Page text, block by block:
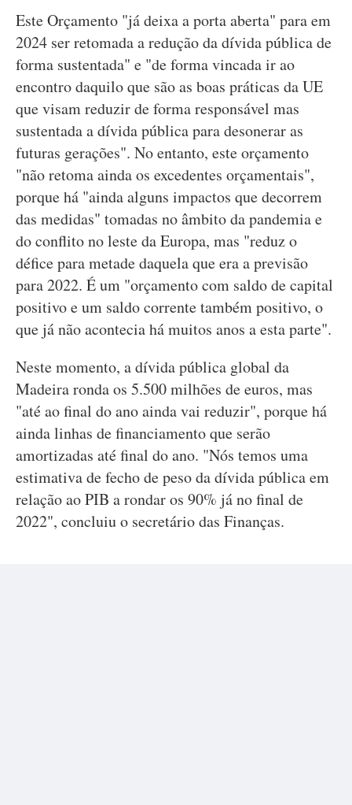
Este Orçamento "já deixa a porta aberta" para em
2024 ser retomada a redução da dívida pública de
forma sustentada" e "de forma vincada ir ao
encontro daquilo que são as boas práticas da UE
que visam reduzir de forma responsável mas
sustentada a dívida pública para desonerar as
futuras gerações". No entanto, este orçamento
"não retoma ainda os excedentes orçamentais",
porque há "ainda alguns impactos que decorrem
das medidas" tomadas no âmbito da pandemia e
do conflito no leste da Europa, mas "reduz o
défice para metade daquela que era a previsão
para 2022. É um "orçamento com saldo de capital
positivo e um saldo corrente também positivo, o
que já não acontecia há muitos anos a esta parte".
Neste momento, a dívida pública global da
Madeira ronda os 5.500 milhões de euros, mas
"até ao final do ano ainda vai reduzir", porque há
ainda linhas de financiamento que serão
amortizadas até final do ano. "Nós temos uma
estimativa de fecho de peso da dívida pública em
relação ao PIB a rondar os 90% já no final de
2022", concluiu o secretário das Finanças.